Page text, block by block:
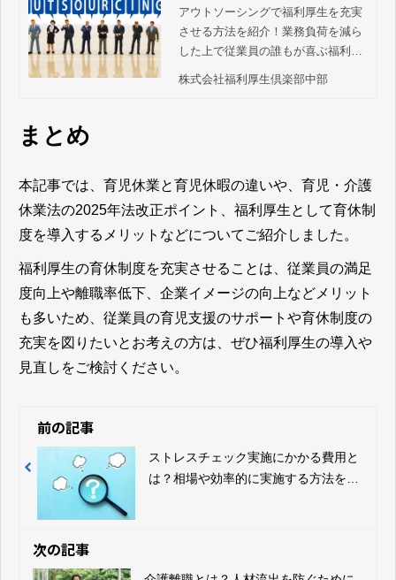
福利厚生を運用する場合
と比べた際のメリットを
厚生倶楽部中部
アウトソーシングで福利厚生を充実
させる方法を紹介！業務負荷を減ら
した上で従業員の誰もが喜ぶ福利厚
ソーシングサービスを解説します！
株式会社福利厚生倶楽部中部
まとめ
本記事では、育児休業と育児休暇の違いや、育児・介護
休業法の2025年法改正ポイント、福利厚生として育休制
度を導入するメリットなどについてご紹介しました。​​​​​​​
福利厚生の育休制度を充実させることは、従業員の満足
度向上や離職率低下、企業イメージの向上などメリット
も多いため、従業員の育児支援のサポートや育休制度の
充実を図りたいとお考えの方は、ぜひ福利厚生の導入や
見直しをご検討ください。
前の記事
ストレスチェック実施にかかる費用と
は？相場や効率的に実施する方法を解
次の記事